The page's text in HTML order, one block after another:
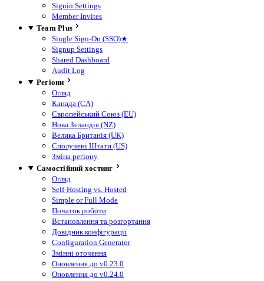
Signin Settings
Member Invites
Team Plus
Single Sign-On (SSO)★
Signup Settings
Shared Dashboard
Audit Log
Регіони
Огляд
Канада (CA)
Європейський Союз (EU)
Нова Зеландія (NZ)
Велика Британія (UK)
Сполучені Штати (US)
Зміна регіону
Самостійний хостинг
Огляд
Self-Hosting vs. Hosted
Simple or Full Mode
Початок роботи
Встановлення та розгортання
Довідник конфігурації
Configuration Generator
Змінні оточення
Оновлення до v0.23.0
Оновлення до v0.24.0